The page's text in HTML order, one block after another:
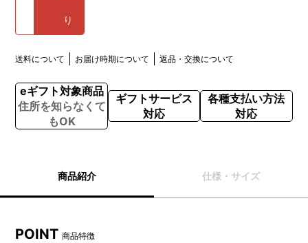
り
送料について お届け時期について 返品・交換について
eギフト対象商品
住所を知らなくて
もOK
ギフトサービス
対応
各種支払い方法
対応
商品紹介 仕様・サイズ
POINT商品特徴